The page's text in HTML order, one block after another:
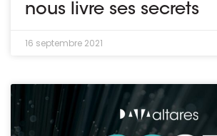
nous livre ses secrets
16 septembre 2021